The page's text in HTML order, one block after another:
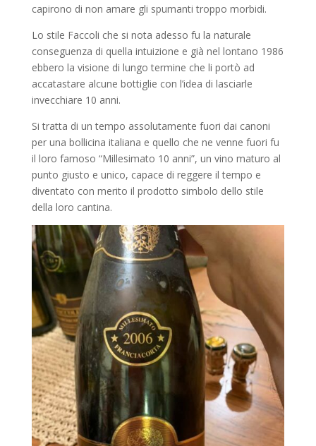
capirono di non amare gli spumanti troppo morbidi.
Lo stile Faccoli che si nota adesso fu la naturale
conseguenza di quella intuizione e già nel lontano 1986
ebbero la visione di lungo termine che li portò ad
accatastare alcune bottiglie con l’idea di lasciarle
invecchiare 10 anni.
Si tratta di un tempo assolutamente fuori dai canoni
per una bollicina italiana e quello che ne venne fuori fu
il loro famoso “Millesimato 10 anni”, un vino maturo al
punto giusto e unico, capace di reggere il tempo e
diventato con merito il prodotto simbolo dello stile
della loro cantina.